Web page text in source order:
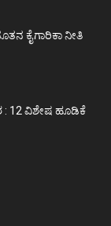
ಕೈಗಾರಿಕಾ ನೀತಿ
: 12 ವಿಶೇಷ ಹೂಡಿಕೆ